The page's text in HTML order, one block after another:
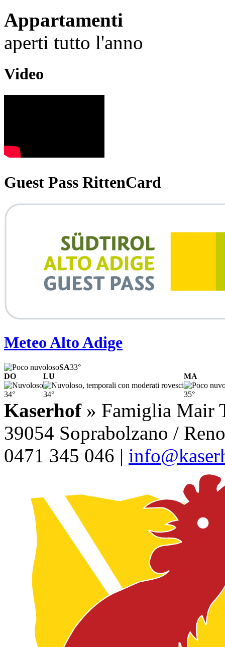
Appartamenti
aperti tutto l'anno
Video
Guest Pass RittenCard
Meteo Alto Adige
SA33°
DO
34°
LU
34°
MA
35°
Kaserhof» Famiglia Mair
39054 Soprabolzano /
0471 345 046 |